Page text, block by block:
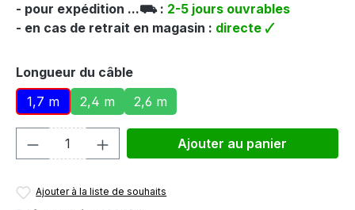
- pour expédition ...⛟ : 2-5 jours ouvrables
- en cas de retrait en magasin : directe 🗸
Sélectionnez
Longueur du câble
1,7 m
2,4 m 2,6 m
Quantité de produit : Entrez la
Ajouter au panier
Ajouter à la liste de souhaits